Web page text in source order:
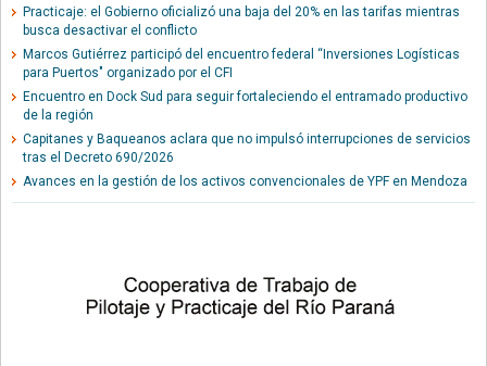
Practicaje: el Gobierno oficializó una baja del 20% en las tarifas mientras
busca desactivar el conflicto
Marcos Gutiérrez participó del encuentro federal “Inversiones Logísticas
para Puertos" organizado por el CFI
Encuentro en Dock Sud para seguir fortaleciendo el entramado productivo
de la región
Capitanes y Baqueanos aclara que no impulsó interrupciones de servicios
tras el Decreto 690/2026
Avances en la gestión de los activos convencionales de YPF en Mendoza